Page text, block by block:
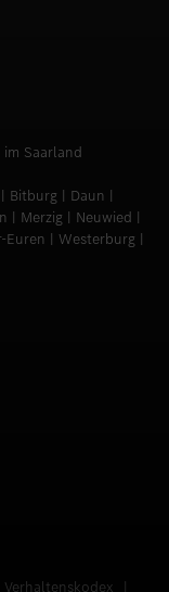
Saarland
Bitburg | Daun |
| Merzig | Neuwied |
Euren | Westerburg |
Verhaltenskodex |